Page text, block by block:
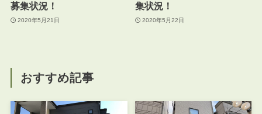
募集状況！
2020年5月21日
集状況！
2020年5月22日
おすすめ記事